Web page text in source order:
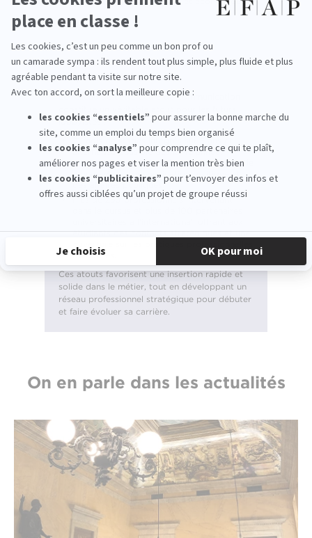
Le plus EFAP
Le réseau de cette école de communication
lobbyistes :
21 mois de stages intégrés sur 5 ans et
alternance possible dès la 4e année,
permettant une immersion concrète dans le
monde de la communication politique et
des affaires publiques.
Plus de 250 professionnels intervenant
étudiants des contacts stratégiques et une
mondiales.
Ces atouts favorisent une insertion rapide et
solide dans le métier, tout en développant un
réseau professionnel stratégique pour débuter
et faire évoluer sa carrière.
On en parle dans les actualités